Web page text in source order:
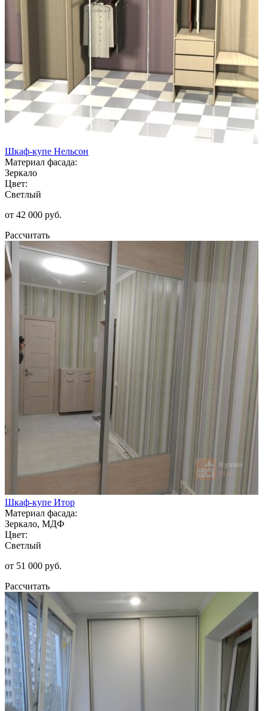
Шкаф-купе Нельсон
Материал фасада:
Зеркало
Цвет:
Светлый
от 42 000 руб.
Рассчитать
Шкаф-купе Итор
Материал фасада:
Зеркало, МДФ
Цвет:
Светлый
от 51 000 руб.
Рассчитать